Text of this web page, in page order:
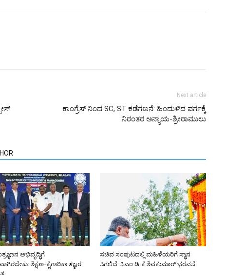
Next article
ಕಾಂಗ್ರೆಸ್ ನಿಂದ SC, ST ಕಡೆಗಣನೆ: ಹಿಂದುಳಿದ ವರ್ಗಕ್ಕೆ
ನಿರಂತರ ಅನ್ಯಾಯ-ಶ್ರೀರಾಮುಲು
ಅಭಿವೃದ್ಧಿಗೆ
ಶಿಕ್ಷಣ-ಕೈಗಾರಿಕಾ ತಜ್ಞರ
ಸಚಿವ ಸಂಪುಟದಲ್ಲಿ ಮಹಿಳೆಯರಿಗೆ ಸ್ಥಾನ
ಸಿಗಲಿದೆ: ಸಿಎಂ ಡಿ.ಕೆ ಶಿವಕುಮಾರ್ ಭರವಸೆ